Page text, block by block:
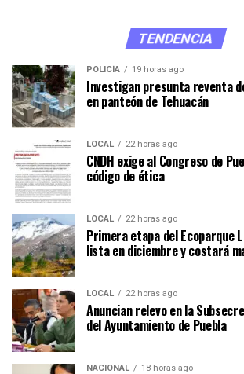
TENDENCIA
POLICÍA 19 horas ago
Investigan presunta reventa
en panteón de Tehuacán
LOCAL 22 horas ago
CNDH exige al Congreso de
código de ética
LOCAL 22 horas ago
Primera etapa del Ecoparque
lista en diciembre y costará
LOCAL 22 horas ago
Anuncian relevo en la
del Ayuntamiento de Puebla
NACIONAL 18 horas ago